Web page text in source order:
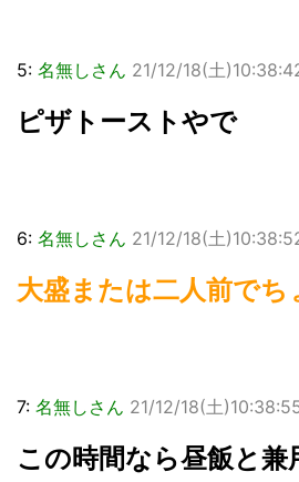
5: 名無しさん 21/12/18(土
ピザトーストやで
6: 名無しさん 21/12/18(土
大盛または二人前でち
7: 名無しさん 21/12/18(土
この時間なら昼飯と兼